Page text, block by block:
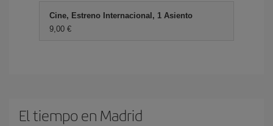
Cine, Estreno Internacional, 1 Asiento
9,00 €
El tiempo en Madrid